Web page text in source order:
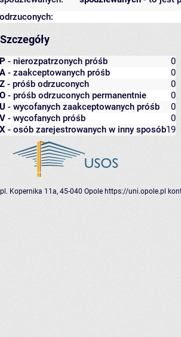
odrzuconych:
Szczegóły
P - nierozpatrzonych próśb
0
A - zaakceptowanych próśb
0
Z - próśb odrzuconych
0
O - próśb odrzuconych permanentnie
0
U - wycofanych zaakceptowanych próśb
0
V - wycofanych próśb
0
X - osób zarejestrowanych w inny sposób19
pl. Kopernika 11a, 45-040 Opole https://uni.opole.pl